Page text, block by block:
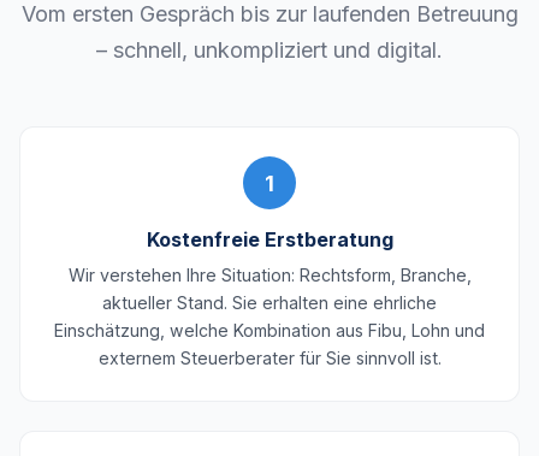
Vom ersten Gespräch bis zur laufenden Betreuung
– schnell, unkompliziert und digital.
1
Kostenfreie Erstberatung
Wir verstehen Ihre Situation: Rechtsform, Branche,
aktueller Stand. Sie erhalten eine ehrliche
Einschätzung, welche Kombination aus Fibu, Lohn und
externem Steuerberater für Sie sinnvoll ist.